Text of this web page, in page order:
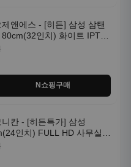
앤에스 - [히든] 삼성 삼탠
인치) 화이트 IPTV
N쇼핑구매
칸 - [히든특가] 삼성
인치) FULL HD 사무실/